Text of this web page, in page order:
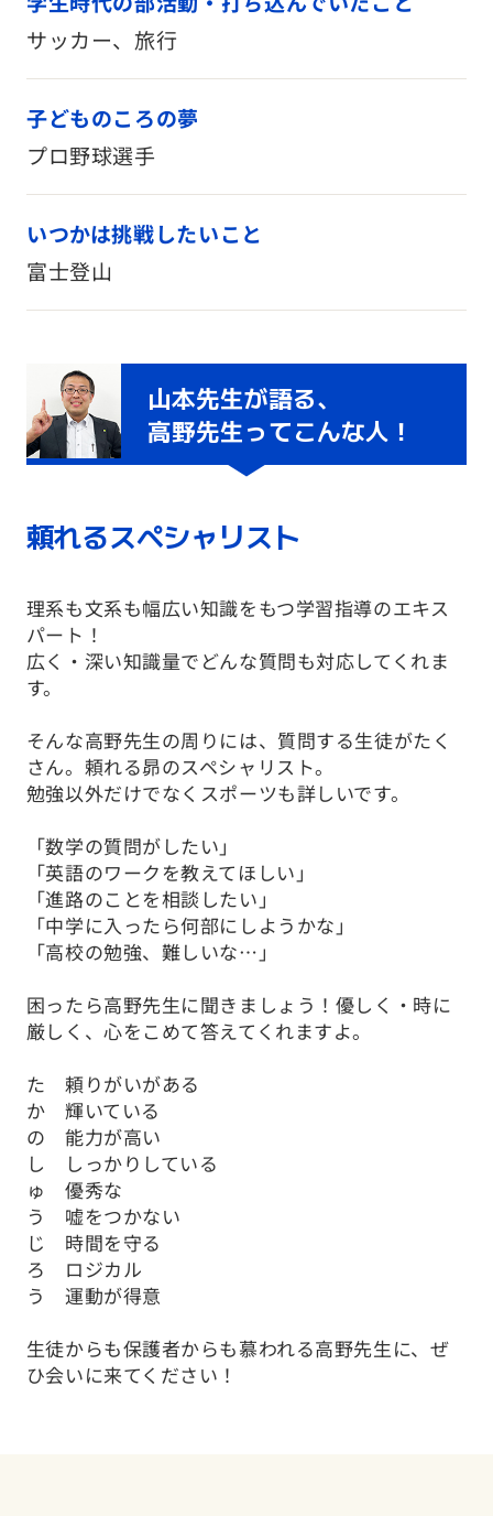
サッカー、旅行
子どものころの夢
プロ野球選手
いつかは挑戦したいこと
富士登山
山本先生が語る、
高野先生ってこんな人！
頼れるスペシャリスト
理系も文系も幅広い知識をもつ学習指導のエキス
パート！
広く・深い知識量でどんな質問も対応してくれま
す。
そんな高野先生の周りには、質問する生徒がたく
さん。頼れる昴のスペシャリスト。
勉強以外だけでなくスポーツも詳しいです。
「数学の質問がしたい」
「英語のワークを教えてほしい」
「進路のことを相談したい」
「中学に入ったら何部にしようかな」
「高校の勉強、難しいな…」
困ったら高野先生に聞きましょう！優しく・時に
厳しく、心をこめて答えてくれますよ。
た 頼りがいがある
か 輝いている
の 能力が高い
し しっかりしている
ゅ 優秀な
う 嘘をつかない
じ 時間を守る
ろ ロジカル
う 運動が得意
生徒からも保護者からも慕われる高野先生に、ぜ
ひ会いに来てください！